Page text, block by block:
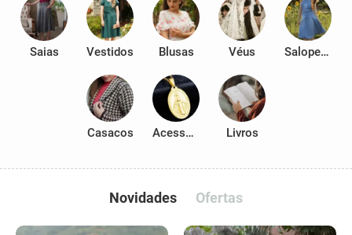
Saias Vestidos Blusas Véus Salopetes
Casacos Acessórios Livros
Novidades Ofertas